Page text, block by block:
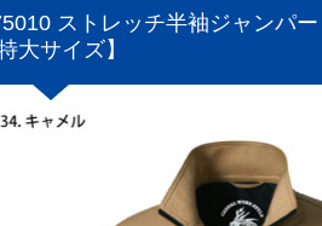
ストレッチ半袖ジャンパー
特大サイズ】